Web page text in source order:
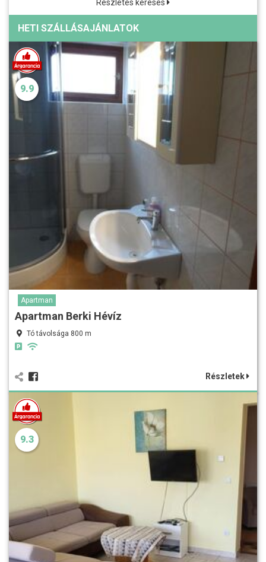
Részletes keresés
HETI SZÁLLÁSAJÁNLATOK
9.9
Apartman
Apartman Berki Hévíz
Tó távolsága 800 m
Részletek
9.3